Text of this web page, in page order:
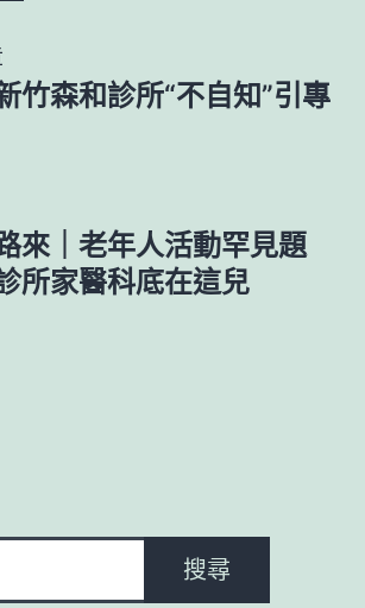
竹森和診所“不自知”引專
來｜老年人活動罕見題
所家醫科底在這兒
搜尋